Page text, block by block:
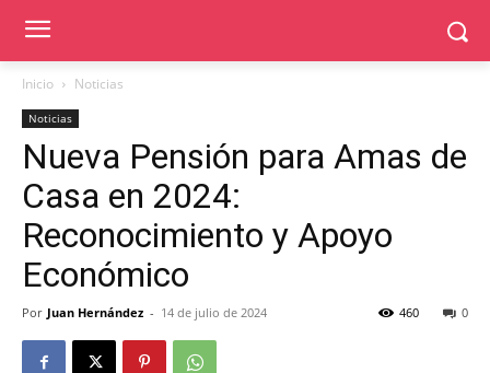
Inicio Noticias
Noticias
Nueva Pensión para Amas de
Casa en 2024:
Reconocimiento y Apoyo
Económico
Por Juan Hernández - 14 de julio de 2024 0
460